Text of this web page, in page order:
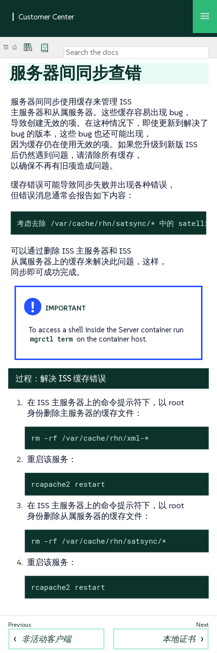
服务器间同步查错
服务器间同步使用缓存来管理 ISS
主服务器和从属服务器。这些缓存容易出现 bug，
导致创建无效的项。在这种情况下，即使更新到解决了
bug 的版本，这些 bug 也还可能出现，
因为缓存仍在使用无效的项。如果您升级到新版 ISS
后仍然遇到问题，请清除所有缓存，
以确保不再有旧项造成问题。
缓存错误可能导致同步失败并出现各种错误，
但错误消息通常会报告如下内容：
考虑去除 /var/cache/rhn/satsync/* 中的 satellite-
可以通过删除 ISS 主服务器和 ISS
从属服务器上的缓存来解决此问题，这样，
同步即可成功完成。
To access a shell inside the Server container run
mgrctl term on the container host.
过程：解决 ISS 缓存错误
在 ISS 主服务器上的命令提示符下，以 root
身份删除主服务器的缓存文件：
rm -rf /var/cache/rhn/xml-*
重启该服务：
rcapache2 restart
在 ISS 主服务器上的命令提示符下，以 root
身份删除从属服务器的缓存文件：
rm -rf /var/cache/rhn/satsync/*
重启该服务：
rcapache2 restart
非活动客户端 本地证书